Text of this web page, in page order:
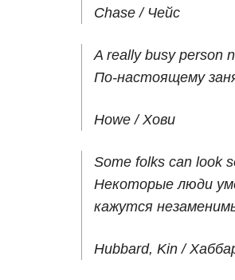
Chase / Чейс
A really busy person
По-настоящему
Howe / Хови
Some folks can look
Некоторые люди
кажутся
Hubbard, Kin /